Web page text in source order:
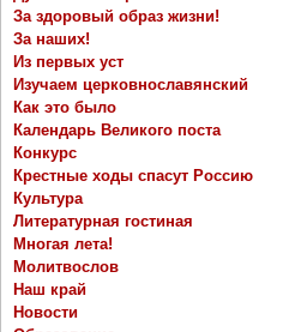
За здоровый образ жизни!
За наших!
Из первых уст
Изучаем церковнославянский
Как это было
Календарь Великого поста
Конкурс
Крестные ходы спасут Россию
Культура
Литературная гостиная
Многая лета!
Молитвослов
Наш край
Новости